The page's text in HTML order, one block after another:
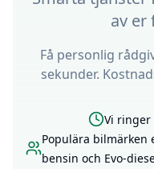
av er
Få personlig
sekunder.
Vi ringer
Populära bilmärken
bensin och Evo-